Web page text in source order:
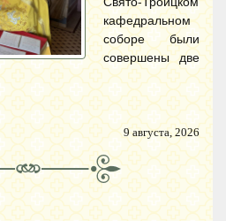
кафедральном
соборе были
совершены две
9 августа, 2026